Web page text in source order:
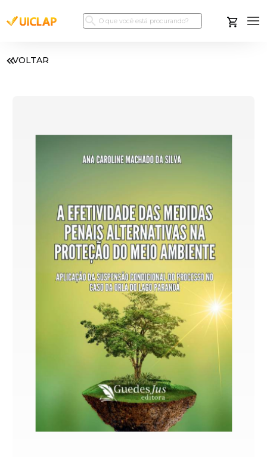
VOLTAR